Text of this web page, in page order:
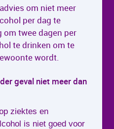
om niet meer
per dag te
twee dagen per
te drinken om te
wordt.
geval niet meer dan
ziektes en
is niet goed voor